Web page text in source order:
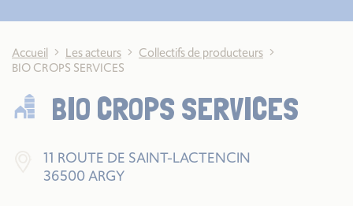
Accueil Les acteurs
Collectifs de producteurs
BIO CROPS SERVICES
BIO CROPS SERVICES
11 ROUTE DE SAINT-LACTENCIN
36500 ARGY